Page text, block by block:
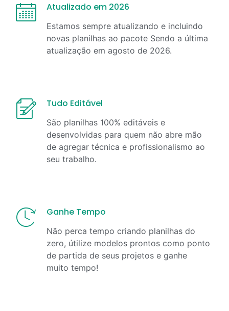
Atualizado em 2026
Estamos sempre atualizando e incluindo
novas planilhas ao pacote Sendo a última
atualização em agosto de 2026.
Tudo Editável
São planilhas 100% editáveis e
desenvolvidas para quem não abre mão
de agregar técnica e profissionalismo ao
seu trabalho.
Ganhe Tempo
Não perca tempo criando planilhas do
zero, útilize modelos prontos como ponto
de partida de seus projetos e ganhe
muito tempo!